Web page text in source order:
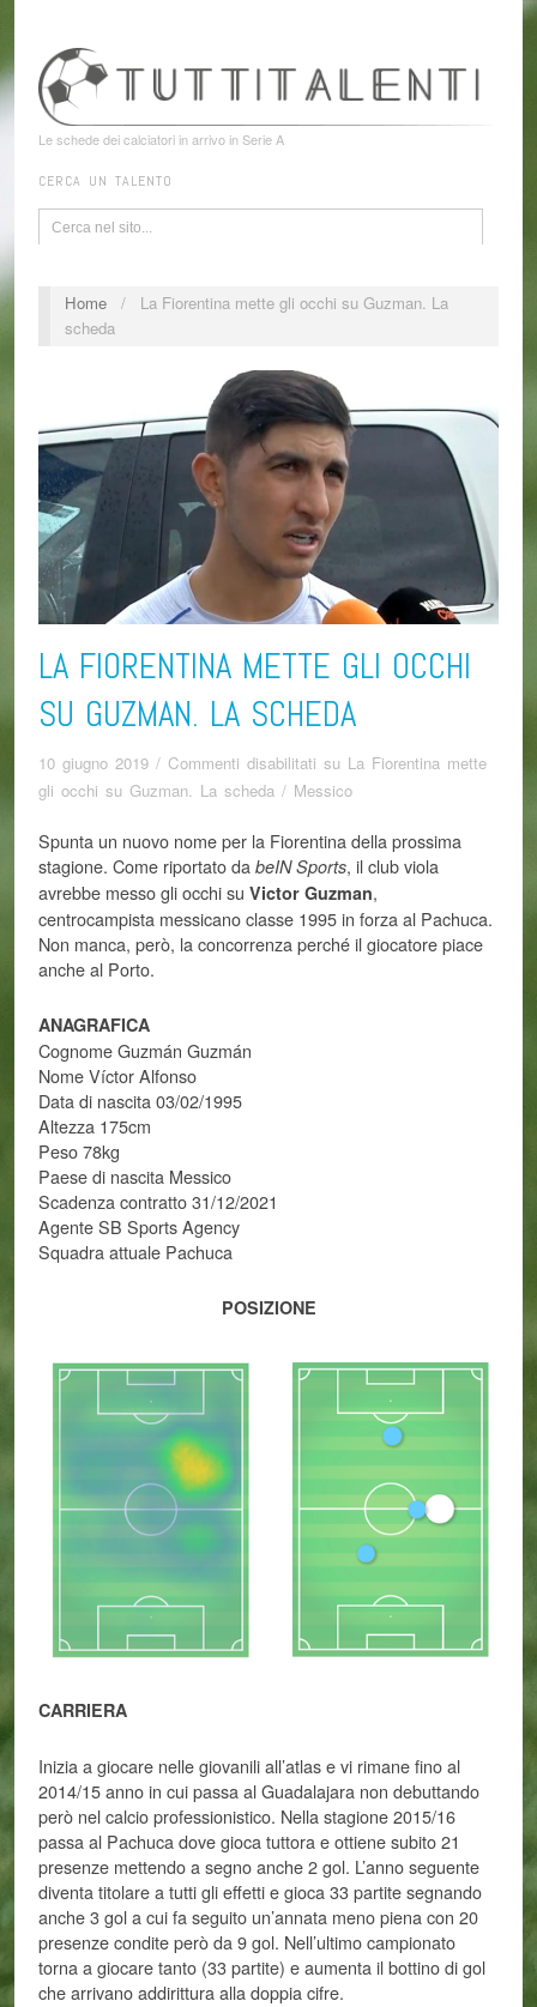
Le schede dei calciatori in arrivo in Serie A
CERCA UN TALENTO
Home /
La Fiorentina mette gli occhi su Guzman. La
scheda
LA FIORENTINA METTE GLI OCCHI
SU GUZMAN. LA SCHEDA
10 giugno 2019 / Commenti disabilitati su La Fiorentina mette
gli occhi su Guzman. La scheda / Messico
Spunta un nuovo nome per la Fiorentina della prossima
stagione. Come riportato dabeIN Sports, il club viola
avrebbe messo gli occhi suVictor Guzman,
centrocampista messicano classe 1995 in forza al Pachuca.
Non manca, però, la concorrenza perché il giocatore piace
anche al Porto.
ANAGRAFICA
Cognome Guzmán Guzmán
Nome Víctor Alfonso
Data di nascita 03/02/1995
Altezza 175cm
Peso 78kg
Paese di nascita Messico
Scadenza contratto 31/12/2021
Agente SB Sports Agency
Squadra attuale Pachuca
POSIZIONE
CARRIERA
Inizia a giocare nelle giovanili all’atlas e vi rimane fino al
2014/15 anno in cui passa al Guadalajara non debuttando
però nel calcio professionistico. Nella stagione 2015/16
passa al Pachuca dove gioca tuttora e ottiene subito 21
presenze mettendo a segno anche 2 gol. L’anno seguente
diventa titolare a tutti gli effetti e gioca 33 partite segnando
anche 3 gol a cui fa seguito un’annata meno piena con 20
presenze condite però da 9 gol. Nell’ultimo campionato
torna a giocare tanto (33 partite) e aumenta il bottino di gol
che arrivano addirittura alla doppia cifre.